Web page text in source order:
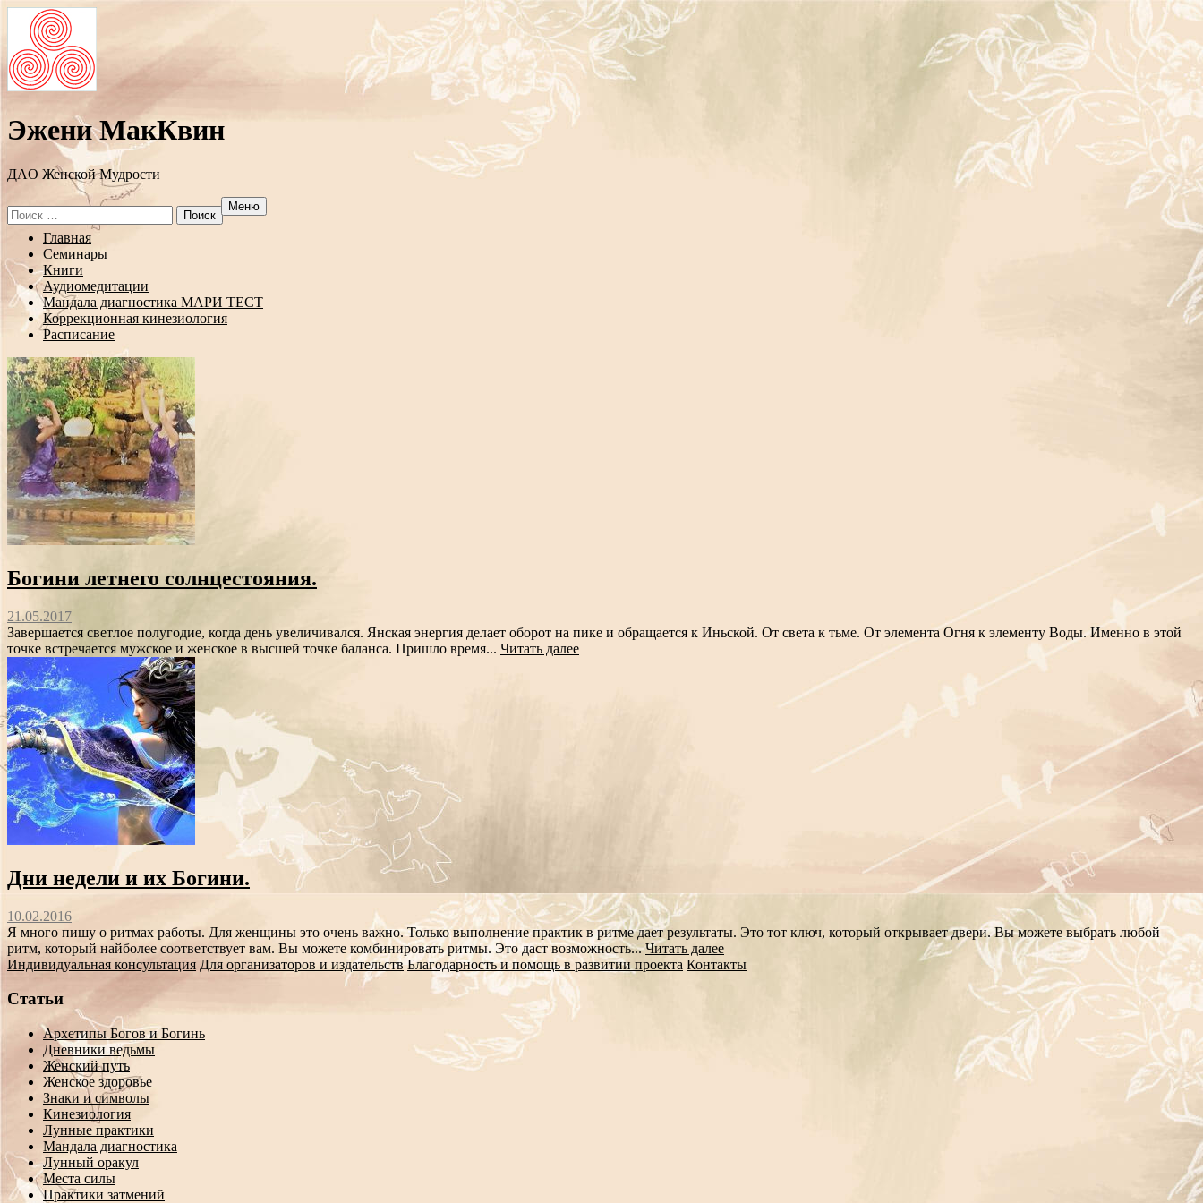
Эжени МакКвин
ДAO Женской Мудрости
Search
for:
Меню
Перейти
содержанию
Главная
Семинары
Книги
Аудиомедитации
Мандала диагностика МАРИ ТЕСТ
Коррекционная кинезиология
Расписание
Богини летнего солнцестояния.
21.05.2017
Завершается светлое полугодие, когда день увеличивался. Янская энергия делает оборот на пике и обращается к Иньской. От света к тьме. От элемента Огня к элементу Воды. Именно в этой
точке встречается мужское и женское в высшей точке баланса. Пришло время... Читать далее
Дни недели и их Богини.
10.02.2016
Я много пишу о ритмах работы. Для женщины это очень важно. Только выполнение практик в ритме дает результаты. Это тот ключ, который открывает двери. Вы можете выбрать любой
ритм, который найболее соответствует вам. Вы можете комбинировать ритмы. Это даст возможность...Читать далее
Индивидуальная консультация Для организаторов и издательств Благодарность и помощь в развитии проекта Контакты
Статьи
Архетипы Богов и Богинь
Дневники ведьмы
Женский путь
Женское здоровье
Знаки и символы
Кинезиология
Лунные практики
Мандала диагностика
Лунный оракул
Места силы
Практики затмений